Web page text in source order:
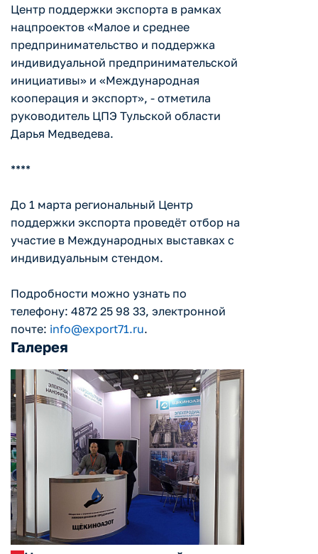
Центр поддержки экспорта в рамках
нацпроектов «Малое и среднее
предпринимательство и поддержка
индивидуальной предпринимательской
инициативы» и «Международная
кооперация и экспорт», - отметила
руководитель ЦПЭ Тульской области
Дарья Медведева.
****
До 1 марта региональный Центр
поддержки экспорта проведёт отбор на
участие в Международных выставках с
индивидуальным стендом.
Подробности можно узнать по
телефону: 4872 25 98 33, электронной
почте: info@export71.ru.
Галерея